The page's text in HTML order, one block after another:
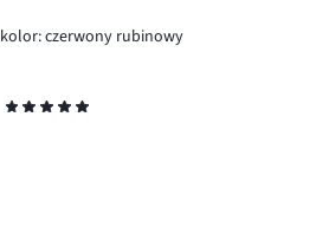
kolor: czerwony rubinowy